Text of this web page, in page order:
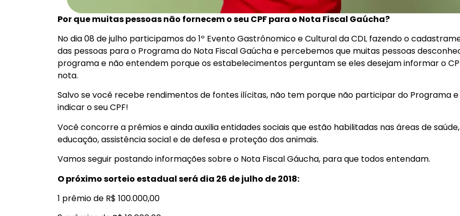
Por que muitas pessoas não fornecem o seu CPF para o Nota Fiscal Gaúcha?
No dia 08 de julho participamos do 1º Evento Gastrônomico e Cultural da CDL fazendo o
das pessoas para o Programa do Nota Fiscal Gaúcha e percebemos que muitas pessoas
programa e não entendem porque os estabelecimentos perguntam se eles desejam informar o
nota.
Salvo se você recebe rendimentos de fontes ilícitas, não tem porque não participar do Programa e
indicar o seu CPF!
Você concorre a prêmios e ainda auxilia entidades sociais que estão habilitadas nas áreas de saúde,
educação, assistência social e de defesa e proteção dos animais.
Vamos seguir postando informações sobre o Nota Fiscal Gáucha, para que todos entendam.
O próximo sorteio estadual será dia 26 de julho de 2018:
1 prêmio de R$ 100.000,00